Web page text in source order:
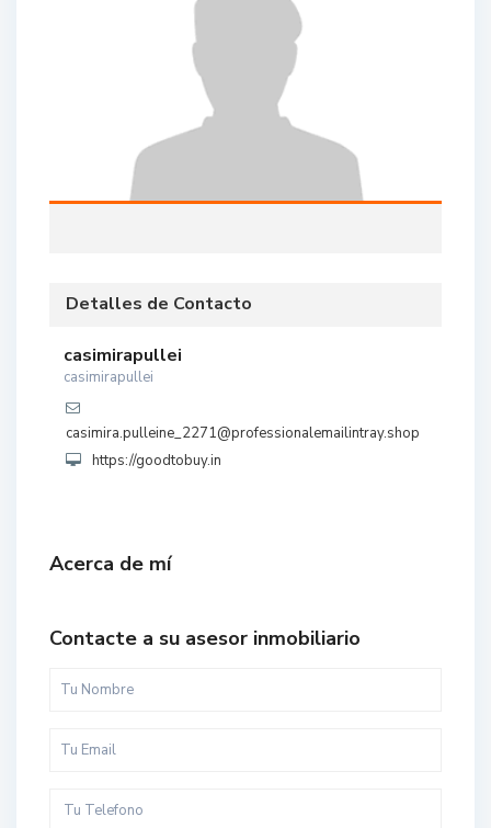
Detalles de Contacto
casimirapullei
casimirapullei
casimira.pulleine_2271@professionalemailintray.shop
https://goodtobuy.in
Acerca de mí
Contacte a su asesor inmobiliario